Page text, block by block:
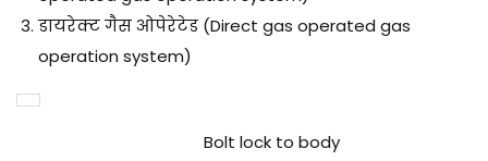
डायरेक्ट गैस ओपेरेटेड (Direct gas operated gas
operation system)
Bolt lock to body